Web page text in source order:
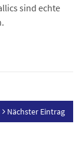
sind echte
Nächster Eintrag